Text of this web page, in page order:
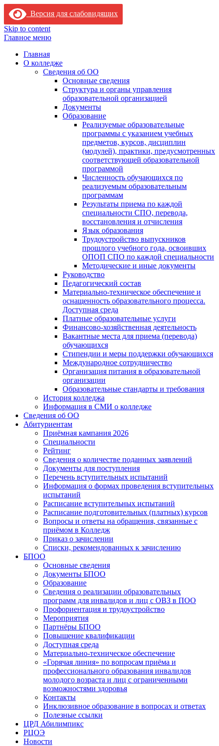
Версия для слабовидящих
Skip to content
Главное меню
Главная
О колледже
Сведения об ОО
Основные сведения
Структура и органы управления
образовательной организацией
Документы
Образование
Реализуемые образовательные
программы с указанием учебных
предметов, курсов, дисциплин
(модулей), практики, предусмотренных
соответствующей образовательной
программой
Численность обучающихся по
реализуемым образовательным
программам
Результаты приема по каждой
специальности СПО, перевода,
восстановления и отчисления
Язык образования
Трудоустройство выпускников
прошлого учебного года, освоивших
ОПОП СПО по каждой специальности
Методические и иные документы
Руководство
Педагогический состав
Материально-техническое обеспечение и
оснащенность образовательного процесса.
Доступная среда
Платные образовательные услуги
Финансово-хозяйственная деятельность
Вакантные места для приема (перевода)
обучающихся
Стипендии и меры поддержки обучающихся
Международное сотрудничество
Организация питания в образовательной
организации
Образовательные стандарты и требования
История колледжа
Информация в СМИ о колледже
Сведения об ОО
Абитуриентам
Приёмная кампания 2026
Специальности
Рейтинг
Сведения о количестве поданных заявлений
Документы для поступления
Перечень вступительных испытаний
Информация о формах проведения вступительных
испытаний
Расписание вступительных испытаний
Расписание подготовительных (платных) курсов
Вопросы и ответы на обращения, связанные с
приёмом в Колледж
Приказ о зачислении
Списки, рекомендованных к зачислению
БПОО
Основные сведения
Документы БПОО
Образование
Сведения о реализации образовательных
программ для инвалидов и лиц с ОВЗ в ПОО
Профориентация и трудоустройство
Мероприятия
Партнёры БПОО
Повышение квалификации
Доступная среда
Материально-техническое обеспечение
«Горячая линия» по вопросам приёма и
профессионального образования инвалидов
молодого возраста и лиц с ограниченными
возможностями здоровья
Контакты
Инклюзивное образование в вопросах и ответах
Полезные ссылки
ЦРД Абилимпикс
РЦОЭ
Новости